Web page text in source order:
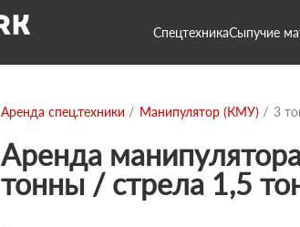
СпецтехникаСыпучие
Аренда спец.техники Манипулятор (КМУ) 3
Аренда
тонны / стрела 1,5